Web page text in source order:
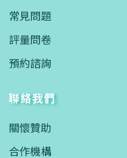
常見問題
評量問卷
預約諮詢
聯絡我們
關懷贊助
合作機構